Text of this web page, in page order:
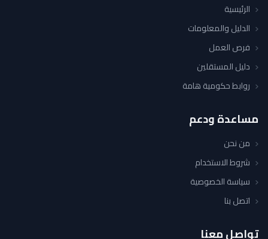
الرئيسية
الدليل والمعلومات
فرص العمل
دليل المستقلين
روابط حكومية هامة
مساعدة ودعم
من نحن
شروط الاستخدام
سياسة الخصوصية
اتصل بنا
تواصل معنا